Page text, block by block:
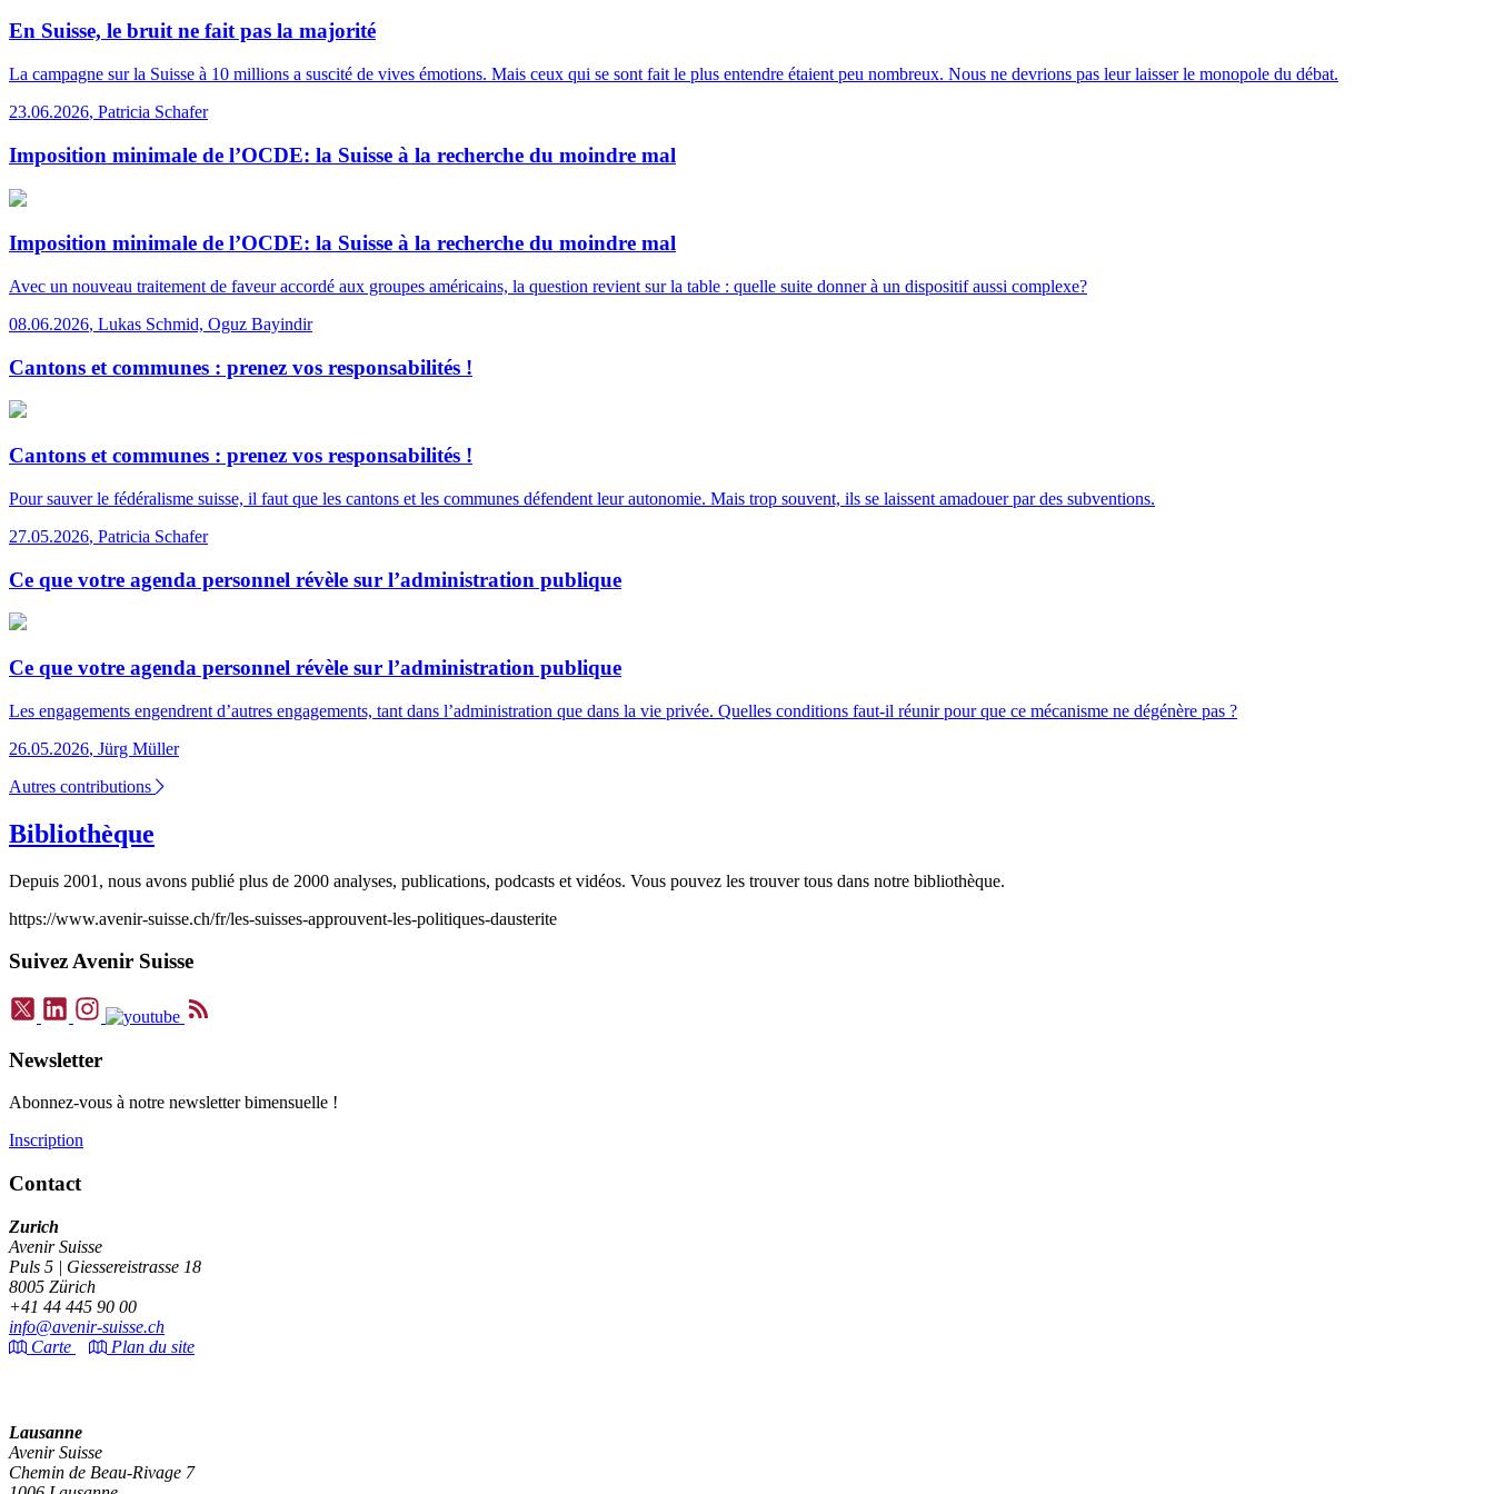
En Suisse, le bruit ne fait pas la majorité
La campagne sur la Suisse à 10 millions a suscité de vives émotions. Mais ceux qui se sont fait le plus entendre étaient peu nombreux. Nous ne devrions pas leur laisser le monopole du débat.
23.06.2026, Patricia Schafer
Imposition minimale de l’OCDE: la Suisse à la recherche du moindre mal
Imposition minimale de l’OCDE: la Suisse à la recherche du moindre mal
Avec un nouveau traitement de faveur accordé aux groupes américains, la question revient sur la table : quelle suite donner à un dispositif aussi complexe?
08.06.2026, Lukas Schmid, Oguz Bayindir
Cantons et communes : prenez vos responsabilités !
Cantons et communes : prenez vos responsabilités !
Pour sauver le fédéralisme suisse, il faut que les cantons et les communes défendent leur autonomie. Mais trop souvent, ils se laissent amadouer par des subventions.
27.05.2026, Patricia Schafer
Ce que votre agenda personnel révèle sur l’administration publique
Ce que votre agenda personnel révèle sur l’administration publique
Les engagements engendrent d’autres engagements, tant dans l’administration que dans la vie privée. Quelles conditions faut-il réunir pour que ce mécanisme ne dégénère pas ?
26.05.2026, Jürg Müller
Autres contributions
Bibliothèque
Depuis 2001, nous avons publié plus de 2000 analyses, publications, podcasts et vidéos. Vous pouvez les trouver tous dans notre bibliothèque.
https://www.avenir-suisse.ch/fr/les-suisses-approuvent-les-politiques-dausterite
Suivez Avenir Suisse
Newsletter
Abonnez-vous à notre newsletter bimensuelle !
Inscription
Contact
Zurich
Avenir Suisse
Puls 5 | Giessereistrasse 18
8005 Zürich
+41 44 445 90 00
info@avenir-suisse.ch
Carte
Plan du site
Lausanne
Avenir Suisse
Chemin de Beau-Rivage 7